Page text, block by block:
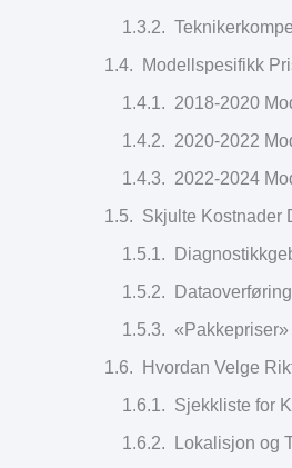
Modellspesifikk
2018-2020
2020-2022
2022-2024
Skjulte Kostnader
Hvordan Velge
Sjekkliste for
Lokalisjon og